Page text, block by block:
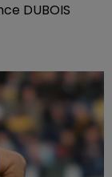
DUBOIS